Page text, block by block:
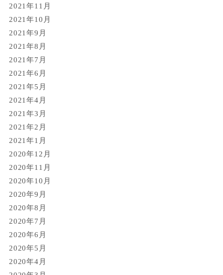
2021年11月
2021年10月
2021年9月
2021年8月
2021年7月
2021年6月
2021年5月
2021年4月
2021年3月
2021年2月
2021年1月
2020年12月
2020年11月
2020年10月
2020年9月
2020年8月
2020年7月
2020年6月
2020年5月
2020年4月